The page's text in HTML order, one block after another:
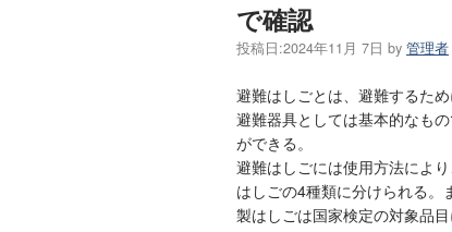
で確認
投稿日:2024年11月 7日 by 管理者
避難はしごとは、避難するた
避難器具としては基本的なも
ができる。
避難はしごには使用方法によ
はしごの4種類に分けられる。
製はしごは国家検定の対象品